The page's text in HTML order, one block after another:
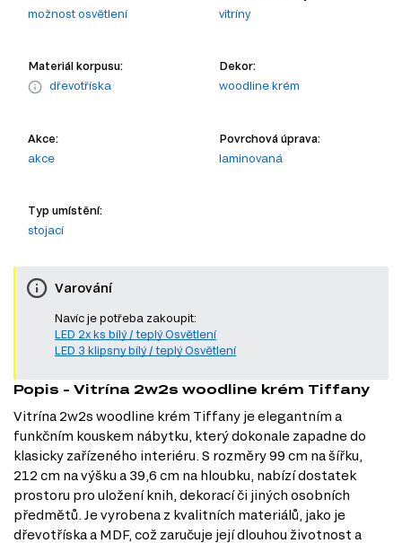
možnost osvětlení
vitríny
Materiál korpusu:
dřevotříska
Dekor:
woodline krém
Akce:
akce
Povrchová úprava:
laminovaná
Typ umístění:
stojací
Varování
Navíc je potřeba zakoupit:
LED 2x ks bílý / teplý Osvětlení
LED 3 klipsny bílý / teplý Osvětlení
Popis - Vitrína 2w2s woodline krém Tiffany
Vitrína 2w2s woodline krém Tiffany je elegantním a
funkčním kouskem nábytku, který dokonale zapadne do
klasicky zařízeného interiéru. S rozměry 99 cm na šířku,
212 cm na výšku a 39,6 cm na hloubku, nabízí dostatek
prostoru pro uložení knih, dekorací či jiných osobních
předmětů. Je vyrobena z kvalitních materiálů, jako je
dřevotříska a MDF, což zaručuje její dlouhou životnost a